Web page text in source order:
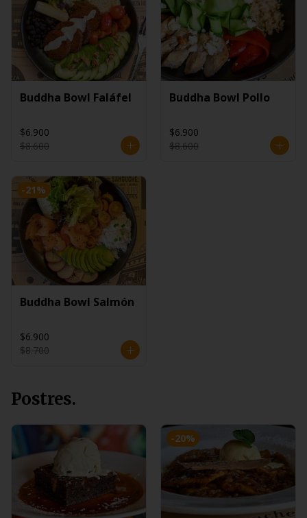
Buddha Bowl Faláfel
$6.900
$8.600
Buddha Bowl Pollo
$6.900
$8.600
-21%
Buddha Bowl Salmón
$6.900
$8.700
Postres.
-20%